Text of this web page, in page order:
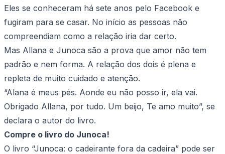
Eles se conheceram há sete anos pelo Facebook e
fugiram para se casar. No início as pessoas não
compreendiam como a relação iria dar certo.
Mas Allana e Junoca são a prova que amor não tem
padrão e nem forma. A relação dos dois é plena e
repleta de muito cuidado e atenção.
“Alana é meus pés. Aonde eu não posso ir, ela vai.
Obrigado Allana, por tudo. Um beijo, Te amo muito”, se
declara o autor do livro.
Compre o livro do Junoca!
O livro “Junoca: o cadeirante fora da cadeira” pode ser